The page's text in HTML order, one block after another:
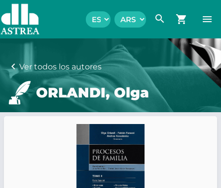
search shopping_cart menu
chevron_leftVer todos los autores
ORLANDI, Olga